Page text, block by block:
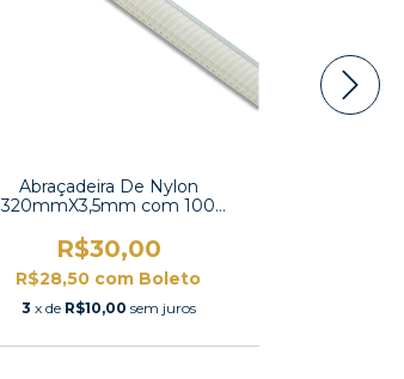
Abraçadeira De Nylon
320mmX3,5mm com 100
R$30,00
R$28,50 com Boleto
3 x de R$10,00 sem juros